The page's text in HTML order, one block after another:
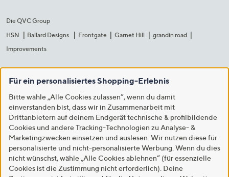
Die QVC Group
HSN
Ballard Designs Frontgate Garnet Hill
grandin road
Improvements
Für ein personalisiertes Shopping-Erlebnis
Bitte wähle „Alle Cookies zulassen“, wenn du damit
einverstanden bist, dass wir in Zusammenarbeit mit
Drittanbietern auf deinem Endgerät technische & profilbildende
Cookies und andere Tracking-Technologien zu Analyse- &
Marketingzwecken einsetzen und auslesen. Wir nutzen diese für
personalisierte und nicht-personalisierte Werbung. Wenn du dies
nicht wünschst, wähle „Alle Cookies ablehnen“ (für essenzielle
Cookies ist die Zustimmung nicht erforderlich). Deine